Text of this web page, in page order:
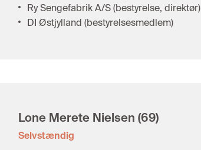
Ry Sengefabrik A/S (bestyrelse, direktør)
DI Østjylland (bestyrelsesmedlem)
Lone Merete Nielsen (69)
Selvstændig